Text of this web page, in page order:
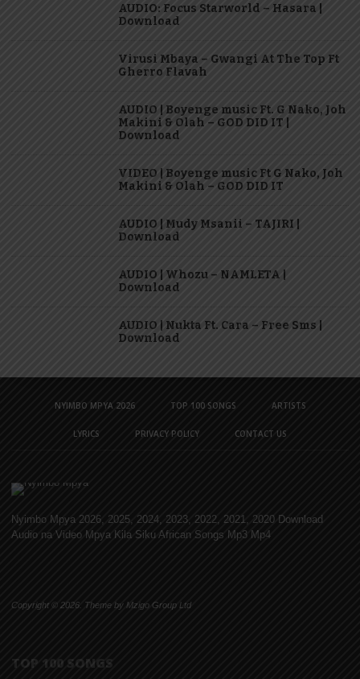
AUDIO: Focus Starworld – Hasara |
Download
Virusi Mbaya – Gwangi At The Top Ft
Gherro Flavah
AUDIO | Boyenge music Ft. G Nako, Joh
Makini & Olah – GOD DID IT |
Download
VIDEO | Boyenge music Ft G Nako, Joh
Makini & Olah – GOD DID IT
AUDIO | Mudy Msanii – TAJIRI |
Download
AUDIO | Whozu – NAMLETA |
Download
AUDIO | Nukta Ft. Cara – Free Sms |
Download
NYIMBO MPYA 2026 TOP 100 SONGS ARTISTS
LYRICS PRIVACY POLICY CONTACT US
Nyimbo Mpya 2026, 2025, 2024, 2023, 2022, 2021, 2020 Download
Audio na Video Mpya Kila Siku African Songs Mp3 Mp4
Copyright © 2026. Theme by Mzigo Group Ltd
TOP 100 SONGS